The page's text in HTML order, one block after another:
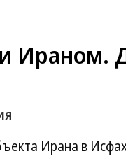
Ираном.
Ирана в